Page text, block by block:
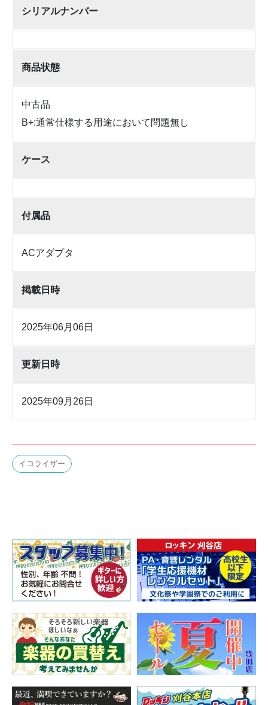
シリアルナンバー
商品状態
中古品
B+:通常仕様する用途において問題無し
ケース
付属品
ACアダプタ
掲載日時
2025年06月06日
更新日時
2025年09月26日
イコライザー